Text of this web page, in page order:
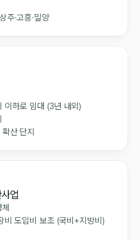
주·고흥·밀양
이하로 임대 (3년 내외)
산 단지
업
비 도입비 보조 (국비+지방비)